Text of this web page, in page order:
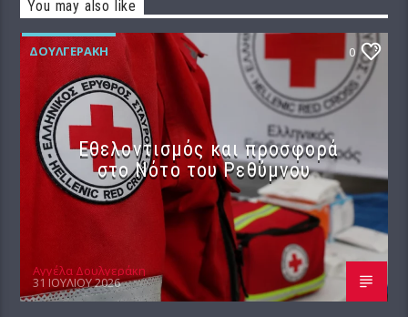
You may also like
ΔΟΥΛΓΕΡΆΚΗ 0
Εθελοντισμός και προσφορά
στο Νότο του Ρεθύμνου
Αγγέλα Δουλγεράκη
31 ΙΟΥΛΊΟΥ 2026